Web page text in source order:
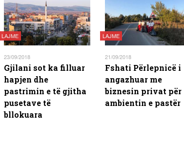
LAJME
23/09/2018
Gjilani sot ka filluar
hapjen dhe
pastrimin e të gjitha
pusetave të
bllokuara
LAJME
21/09/2018
Fshati Përlepnicë i
angazhuar me
biznesin privat për
ambientin e pastër